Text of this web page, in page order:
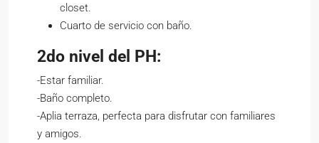
closet.
Cuarto de servicio con baño.
2do nivel del PH:
-Estar familiar.
-Baño completo.
-Aplia terraza, perfecta para disfrutar con familiares
y amigos.